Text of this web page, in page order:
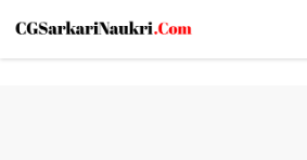
content